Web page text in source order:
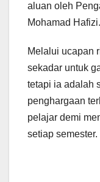
aluan oleh
Mohamad Hafizi.
Melalui ucapan
sekadar untuk
tetapi ia adalah
penghargaan
pelajar demi
setiap semester.